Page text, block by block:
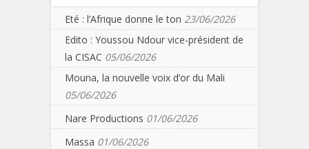
Eté : l’Afrique donne le ton 23/06/2026
Edito : Youssou Ndour vice-président de
la CISAC 05/06/2026
Mouna, la nouvelle voix d’or du Mali
05/06/2026
Nare Productions 01/06/2026
Massa 01/06/2026